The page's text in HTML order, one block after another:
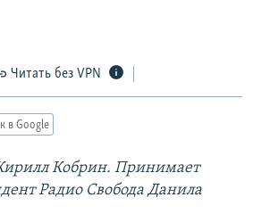
Читать без VPN
в Google
Кобрин. Принимает
Радио Свобода Данила